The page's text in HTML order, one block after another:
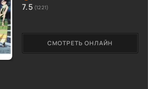
СМОТРЕТЬ ОНЛАЙН
7.5 (1221)